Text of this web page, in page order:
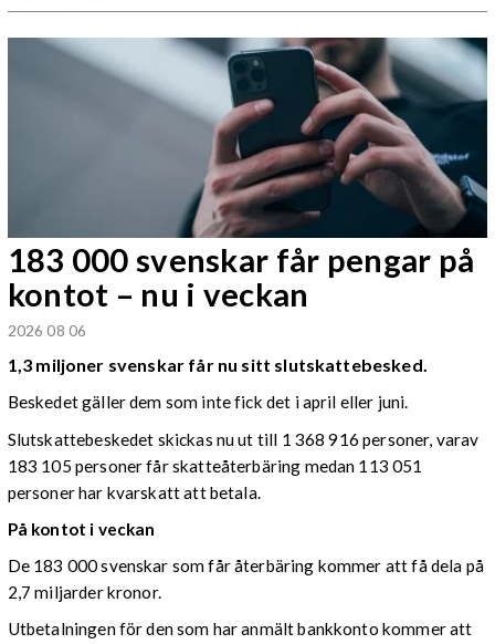
183 000 svenskar får pengar på
kontot – nu i veckan
2026 08 06
1,3 miljoner svenskar får nu sitt slutskattebesked.
Beskedet gäller dem som inte fick det i april eller juni.
Slutskattebeskedet skickas nu ut till 1 368 916 personer, varav
183 105 personer får skatteåterbäring medan 113 051
personer har kvarskatt att betala.
På kontot i veckan
De 183 000 svenskar som får återbäring kommer att få dela på
2,7 miljarder kronor.
Utbetalningen för den som har anmält bankkonto kommer att